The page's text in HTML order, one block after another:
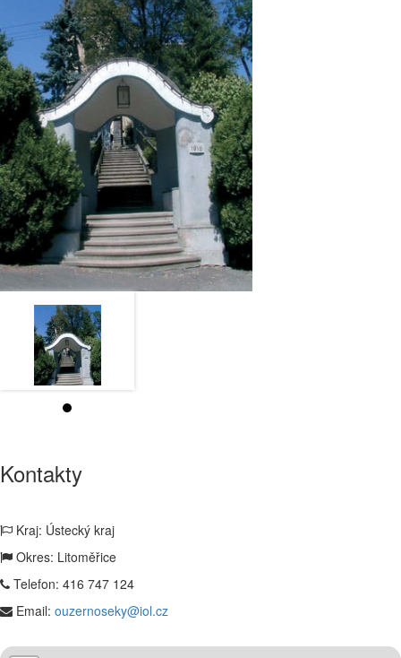
Kontakty
Kraj: Ústecký kraj
Okres: Litoměřice
Telefon: 416 747 124
Email: ouzernoseky@iol.cz